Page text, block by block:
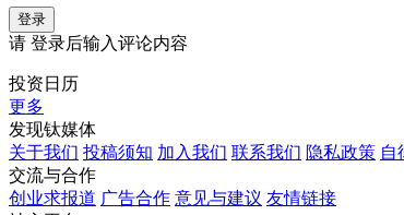
登录
请 登录后输入评论内容
投资日历
更多
发现钛媒体
关于我们 投稿须知 加入我们 联系我们 隐私政策 自
交流与合作
创业求报道 广告合作 意见与建议 友情链接